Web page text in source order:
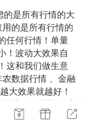
更
是所有行情的大
的是所有行情的
任何行情！单量
！波动大效果自
这和我们做生意
数据行情 、金融
大效果就越好！
对EA 回测都不太
回测的历史数据